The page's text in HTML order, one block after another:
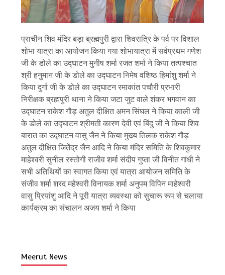
प्राचीन शिव मंदिर बड़ा ब्रह्मपुरी द्वारा शिवरात्रि के पर्व पर विशाल
शोभा यात्रा का आयोजन किया गया शोभायात्रा में सर्वप्रथम गणेश
जी के डोले का उद्घाटन मुनीष शर्मा रजत शर्मा ने किया तत्पश्चात
श्री हनुमान जी के डोले का उद्घाटन निमेष वशिष्ठ हिमांशु शर्मा ने
किया दुर्गा जी के डोले का उद्घाटन रमाकांत पचौरी प्रभारी
निरीक्षक ब्रह्मपुरी थाना ने किया जटा जुट वाले शंकर भगवान का
उद्घाटन राकेश गौड़ अतुल दीक्षित अमन सिंघल ने किया काली जी
के डोले का उद्घाटन श्रीमती कारण देवी एवं बिंदु जी ने किया शिव
बारात का उद्घाटन वासु जैन ने किया मुख्य तिलक राकेश गौड़
अतुल दीक्षित जितेंद्र जैन आदि ने किया मंदिर समिति के शिवकुमार
माहेश्वरी सुनील रस्तोगी राजीव शर्मा संदीप गुप्ता जी विनीत गांधी ने
सभी अतिथियों का स्वागत किया एवं यात्रा आयोजन समिति के
संजीव शर्मा शरद महेश्वरी विनायक शर्मा अनुपम विपिन माहेश्वरी
वासु प्रियांशु आदि ने पूरी यात्रा व्यवस्था को सुचारू रूप से चलाया
कार्यक्रम का संचालन अजय शर्मा ने किया
Meerut News